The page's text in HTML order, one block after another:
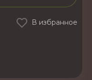
В избранное